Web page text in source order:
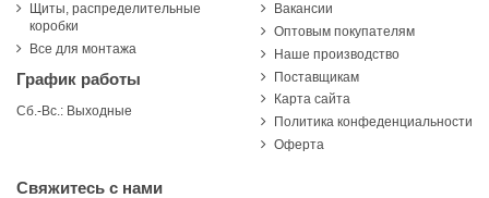
Щиты, распределительные
коробки
Все для монтажа
График работы
Сб.-Вс.: Выходные
Вакансии
Оптовым покупателям
Наше производство
Поставщикам
Карта сайта
Политика конфеденциальности
Оферта
Свяжитесь с нами